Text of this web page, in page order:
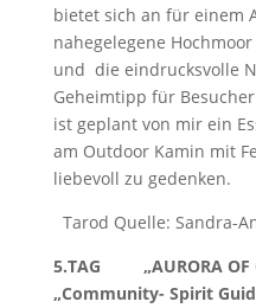
bietet sich an für einem
nahegelegene
und die eindrucksvolle
Geheimtipp für
ist geplant von mir ein
am Outdoor Kamin mit
liebevoll zu gedenken.
Tarod Quelle: Sandra-
5.TAG „AURORA
„Community- Spirit